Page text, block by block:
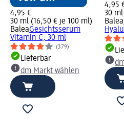
4,95 €
30 ml (16,50 € je 100 ml)
BaleaGesichtsserum
Vitamin C, 30 ml
(379)
Lieferbar
dm Markt wählen
4,95
30
Balea